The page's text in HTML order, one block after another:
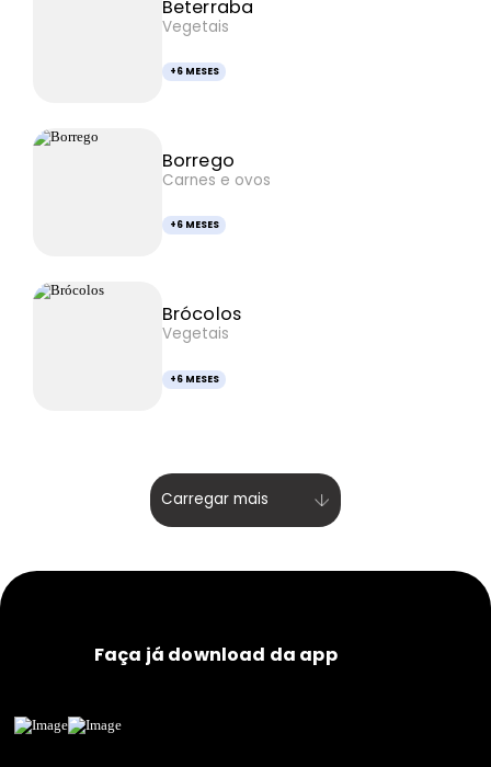
Beterraba
Vegetais
+6 MESES
Borrego
Carnes e ovos
+6 MESES
Brócolos
Vegetais
+6 MESES
Carregar mais
Faça já download da app